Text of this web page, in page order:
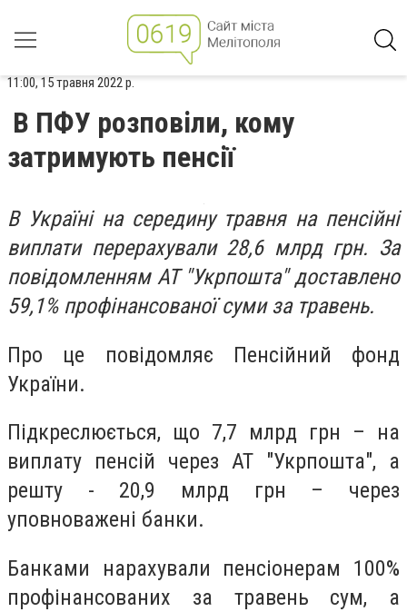
11:00, 15 травня 2022 р.
В ПФУ розповіли, кому
затримують пенсії
В Україні на середину травня на пенсійні
виплати перерахували 28,6 млрд грн. За
повідомленням АТ "Укрпошта" доставлено
59,1% профінансованої суми за травень.
Про це повідомляє Пенсійний фонд
України.
Підкреслюється, що 7,7 млрд грн – на
виплату пенсій через АТ "Укрпошта", а
решту - 20,9 млрд грн – через
уповноважені банки.
Банками нарахували пенсіонерам 100%
профінансованих за травень сум, а